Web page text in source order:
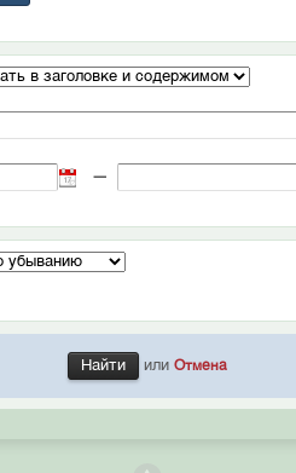
—
или Отмена